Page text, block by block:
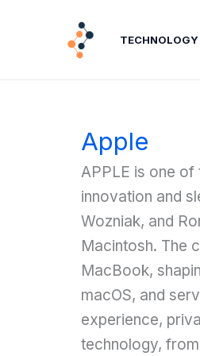
TECHNOLOGY
Apple
APPLE is one of
innovation and
Wozniak, and
Macintosh. The
MacBook,
macOS, and
experience,
technology,